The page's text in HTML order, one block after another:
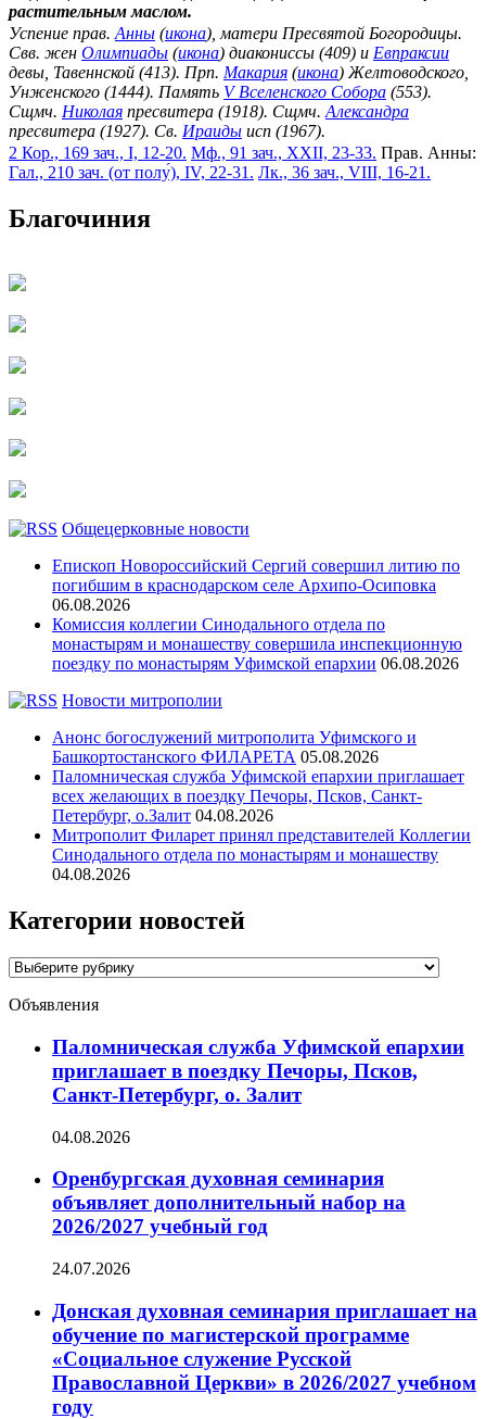
растительным маслом.
Успение прав. Анны (икона), матери Пресвятой Богородицы.
Свв. жен Олимпиады (икона) диакониссы (409) и Евпраксии
девы, Тавеннской (413). Прп. Макария (икона) Желтоводского,
Унженского (1444). Память V Вселенского Собора (553).
Сщмч. Николая пресвитера (1918). Сщмч. Александра
пресвитера (1927). Св. Ираиды исп (1967).
2 Кор., 169 зач., I, 12-20. Мф., 91 зач., XXII, 23-33. Прав. Анны:
Гал., 210 зач. (от полу́), IV, 22-31. Лк., 36 зач., VIII, 16-21.
Благочиния
Общецерковные новости
Епископ Новороссийский Сергий совершил литию по
погибшим в краснодарском селе Архипо-Осиповка
06.08.2026
Комиссия коллегии Синодального отдела по
монастырям и монашеству совершила инспекционную
поездку по монастырям Уфимской епархии 06.08.2026
Новости митрополии
Анонс богослужений митрополита Уфимского и
Башкортостанского ФИЛАРЕТА 05.08.2026
Паломническая служба Уфимской епархии приглашает
всех желающих в поездку Печоры, Псков, Санкт-
Петербург, о.Залит 04.08.2026
Митрополит Филарет принял представителей Коллегии
Синодального отдела по монастырям и монашеству
04.08.2026
Категории новостей
Категории
Объявления
Паломническая служба Уфимской епархии
приглашает в поездку Печоры, Псков,
Санкт-Петербург, о. Залит
04.08.2026
Оренбургская духовная семинария
объявляет дополнительный набор на
2026/2027 учебный год
24.07.2026
Донская духовная семинария приглашает на
обучение по магистерской программе
«Социальное служение Русской
Православной Церкви» в 2026/2027 учебном
году